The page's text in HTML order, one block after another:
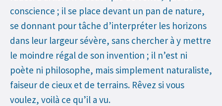
conscience ; il se place devant un pan de nature,
se donnant pour tâche d’interpréter les horizons
dans leur largeur sévère, sans chercher à y mettre
le moindre régal de son invention ; il n’est ni
poète ni philosophe, mais simplement naturaliste,
faiseur de cieux et de terrains. Rêvez si vous
voulez, voilà ce qu’il a vu.